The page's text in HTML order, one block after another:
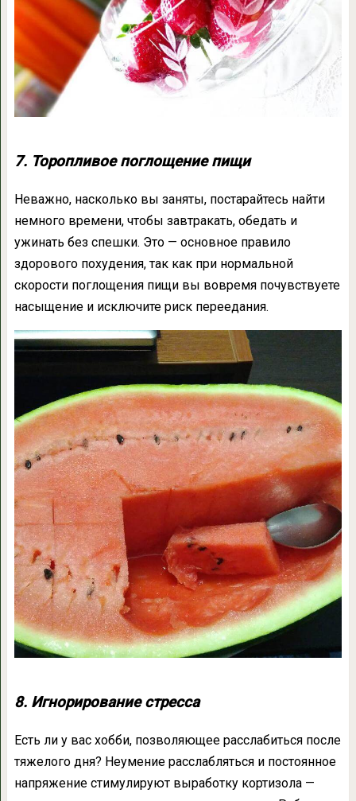
7. Торопливое поглощение пищи
Неважно, насколько вы заняты, постарайтесь найти
немного времени, чтобы завтракать, обедать и
ужинать без спешки. Это — основное правило
здорового похудения, так как при нормальной
скорости поглощения пищи вы вовремя почувствуете
насыщение и исключите риск переедания.
8. Игнорирование стресса
Есть ли у вас хобби, позволяющее расслабиться после
тяжелого дня? Неумение расслабляться и постоянное
напряжение стимулируют выработку кортизола —